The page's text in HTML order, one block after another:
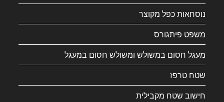
נוסחאות כפל מקוצר
משפט פיתגורס
מעגל חסום במשולש ומשולש חסום במעגל
שטח טרפז
חישוב שטח מקבילית